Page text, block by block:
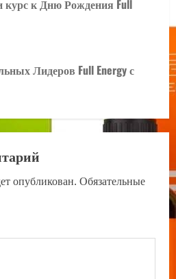
курс к Дню Рождения Full
Лидеров Full Energy с
опубликован. Обязательные